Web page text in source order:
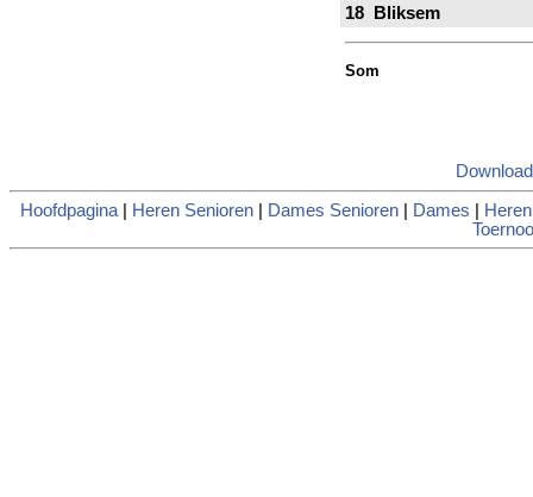
18
Bliksem
Som
Hoofdpagina| Heren Senioren| Dames Senioren| Dames Heren